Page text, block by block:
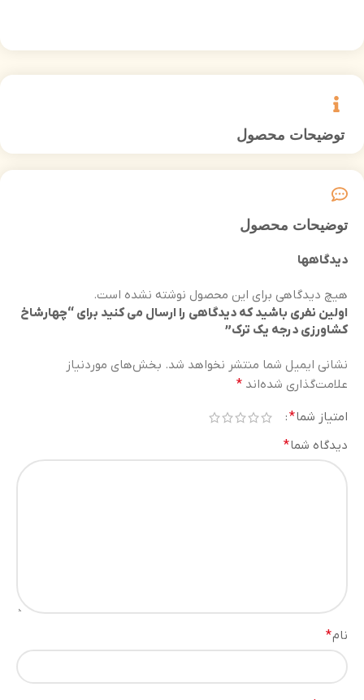
توضیحات محصول
توضیحات محصول
دیدگاهها
هیچ دیدگاهی برای این محصول نوشته نشده است.
اولین نفری باشید که دیدگاهی را ارسال می کنید برای “چهارشاخ
کشاورزی درجه یک ترک”
نشانی ایمیل شما منتشر نخواهد شد. بخش‌های موردنیاز
علامت‌گذاری شده‌اند *
امتیاز شما*
دیدگاه شما*
نام*